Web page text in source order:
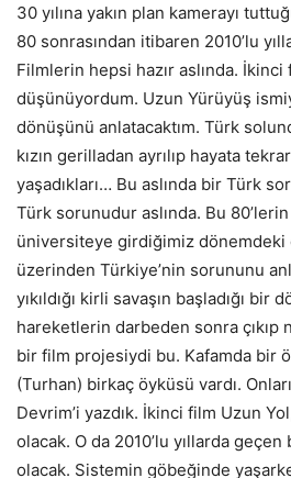
30 yılına yakın plan kamerayı
80 sonrasından itibaren 2010’lu
Filmlerin hepsi hazır aslında. İkinci
düşünüyordum. Uzun Yürüyüş
dönüşünü anlatacaktım. Türk
kızın gerilladan ayrılıp hayata
yaşadıkları… Bu aslında bir Türk
Türk sorunudur aslında. Bu
üniversiteye girdiğimiz
üzerinden Türkiye’nin sorununu
yıkıldığı kirli savaşın başladığı bir
hareketlerin darbeden sonra çıkıp
bir film projesiydi bu. Kafamda bir
(Turhan) birkaç öyküsü vardı.
Devrim’i yazdık. İkinci film Uzun
olacak. O da 2010’lu yıllarda
olacak. Sistemin göbeğinde